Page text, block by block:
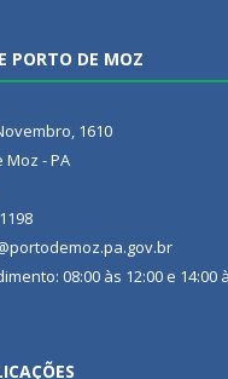
PORTO DE MOZ
1610
Moz - PA
08:00 às 12:00 e 14:00